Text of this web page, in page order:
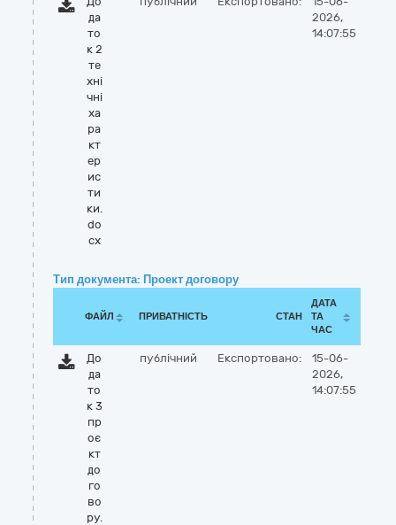
да
то
к 2
те
хні
чні
ха
ра
кт
ер
ис
ти
ки.
do
cx
2026,
14:07:55
Тип документа: Проект договору
ФАЙЛ ПРИВАТНІСТЬ СТАН
ДАТА
ТА
ЧАС
До
да
то
к 3
пр
оє
кт
до
го
во
ру.
публічний Експортовано:
15-06-
2026,
14:07:55